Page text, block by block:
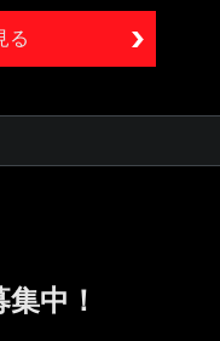
る
中！